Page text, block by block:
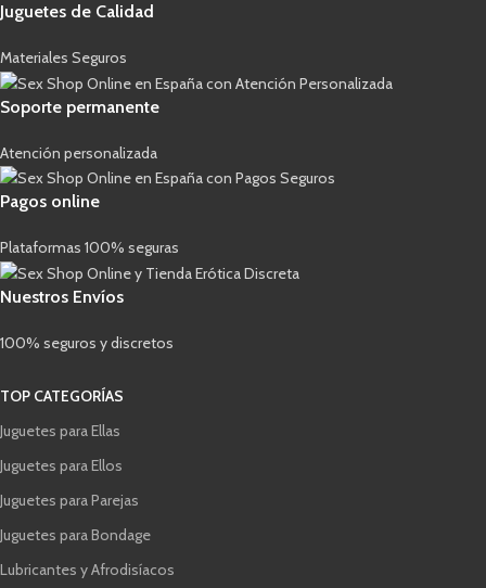
Juguetes de Calidad
Materiales Seguros
Soporte permanente
Atención personalizada
Pagos online
Plataformas 100% seguras
Nuestros Envíos
100% seguros y discretos
TOP CATEGORÍAS
Juguetes para Ellas
Juguetes para Ellos
Juguetes para Parejas
Juguetes para Bondage
Lubricantes y Afrodisíacos